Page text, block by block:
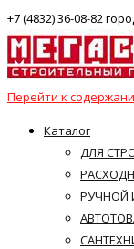
+7 (4832) 36-08-82
Перейти к
Каталог
ДЛЯ
РУЧНОЙ